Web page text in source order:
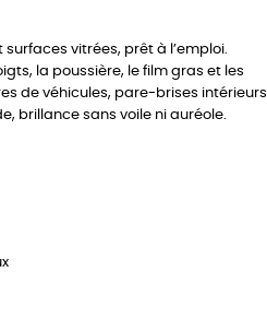
surfaces vitrées, prêt à l’emploi.
la poussière, le film gras et les
de véhicules, pare-brises intérieurs
brillance sans voile ni auréole.